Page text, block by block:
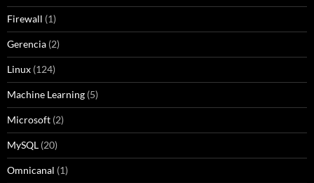
Firewall (1)
Gerencia (2)
Linux (124)
Machine Learning (5)
Microsoft (2)
MySQL (20)
Omnicanal (1)